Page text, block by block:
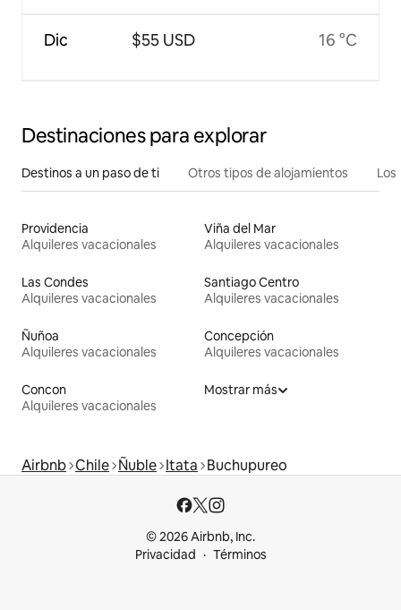
Dic $55 USD 16 °C
Destinaciones para explorar
Destinos a un paso de ti Otros tipos de alojamientos
Providencia
Alquileres vacacionales
Viña del Mar
Alquileres vacacionales
Las Condes
Alquileres vacacionales
Santiago Centro
Alquileres vacacionales
Ñuñoa
Alquileres vacacionales
Concepción
Alquileres vacacionales
Concon
Alquileres vacacionales
Mostrar más
Airbnb Chile Ñuble Itata Buchupureo
© 2026 Airbnb, Inc.
Privacidad
Términos